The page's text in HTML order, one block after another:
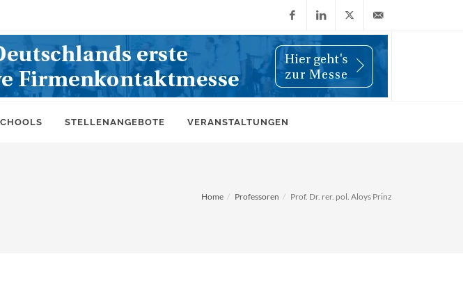
FacebookLinkedIn
X
(Twitter)
info@wiwi-
STELLENANGEBOTE VERANSTALTUNGEN
Home Professoren Prof. Dr. rer. pol. Aloys Prinz